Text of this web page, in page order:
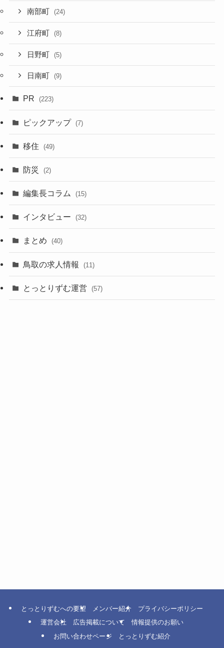
南部町 (24)
江府町 (8)
日野町 (5)
日南町 (9)
PR (223)
ピックアップ (7)
移住 (49)
防災 (2)
編集長コラム (15)
インタビュー (32)
まとめ (40)
鳥取の求人情報 (11)
とっとりずむ運営 (57)
とっとりずむへの要望 メンバー紹介
プライバシーポリシー
運営会社
広告掲載について
情報提供のお願い
お問い合わせページ
とっとりずむ紹介